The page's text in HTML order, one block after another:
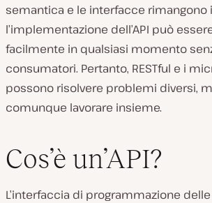
semantica e le interfacce rimangono
l’implementazione dell’API può
facilmente in qualsiasi momento
consumatori. Pertanto, RESTful e i
possono risolvere problemi diversi,
comunque lavorare insieme.
Cos’è un’API?
L’interfaccia di programmazione